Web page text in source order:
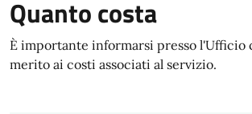
Quanto costa
È importante informarsi presso l'Ufficio
merito ai costi associati al servizio.